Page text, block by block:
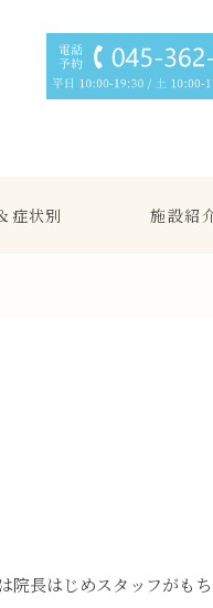
症状別 施設紹
院長はじめスタッフがも